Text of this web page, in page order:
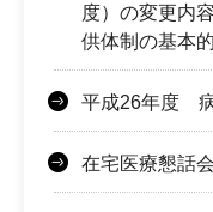
度）の変更内
供体制の基本
平成26年度
在宅医療懇話